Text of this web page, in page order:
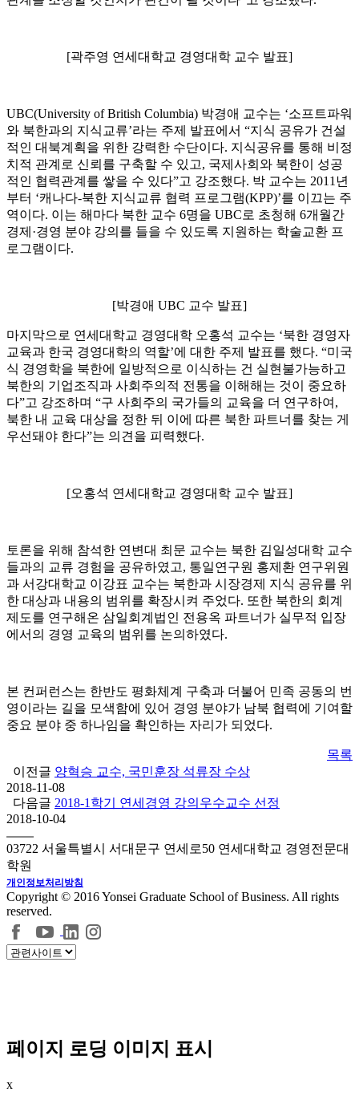
[곽주영 연세대학교 경영대학 교수 발표]
UBC(University of British Columbia) 박경애 교수는 ‘소프트파워
와 북한과의 지식교류’라는 주제 발표에서 “지식 공유가 건설
적인 대북계획을 위한 강력한 수단이다. 지식공유를 통해 비정
치적 관계로 신뢰를 구축할 수 있고, 국제사회와 북한이 성공
적인 협력관계를 쌓을 수 있다”고 강조했다. 박 교수는 2011년
부터 ‘캐나다-북한 지식교류 협력 프로그램(KPP)’를 이끄는 주
역이다. 이는 해마다 북한 교수 6명을 UBC로 초청해 6개월간
경제·경영 분야 강의를 들을 수 있도록 지원하는 학술교환 프
로그램이다.
[박경애 UBC 교수 발표]
마지막으로 연세대학교 경영대학 오홍석 교수는 ‘북한 경영자
교육과 한국 경영대학의 역할’에 대한 주제 발표를 했다. “미국
식 경영학을 북한에 일방적으로 이식하는 건 실현불가능하고
북한의 기업조직과 사회주의적 전통을 이해해는 것이 중요하
다”고 강조하며 “구 사회주의 국가들의 교육을 더 연구하여,
북한 내 교육 대상을 정한 뒤 이에 따른 북한 파트너를 찾는 게
우선돼야 한다”는 의견을 피력했다.
[오홍석 연세대학교 경영대학 교수 발표]
토론을 위해 참석한 연변대 최문 교수는 북한 김일성대학 교수
들과의 교류 경험을 공유하였고, 통일연구원 홍제환 연구위원
과 서강대학교 이강표 교수는 북한과 시장경제 지식 공유를 위
한 대상과 내용의 범위를 확장시켜 주었다. 또한 북한의 회계
제도를 연구해온 삼일회계법인 전용옥 파트너가 실무적 입장
에서의 경영 교육의 범위를 논의하였다.
본 컨퍼런스는 한반도 평화체계 구축과 더불어 민족 공동의 번
영이라는 길을 모색함에 있어 경영 분야가 남북 협력에 기여할
중요 분야 중 하나임을 확인하는 자리가 되었다.
목록
이전글 양혁승 교수, 국민훈장 석류장 수상
2018-11-08
다음글 2018-1학기 연세경영 강의우수교수 선정
2018-10-04
03722 서울특별시 서대문구 연세로50 연세대학교 경영전문대
학원
개인정보처리방침
Copyright © 2016 Yonsei Graduate School of Business. All rights
reserved.
페이지 로딩 이미지 표시
x